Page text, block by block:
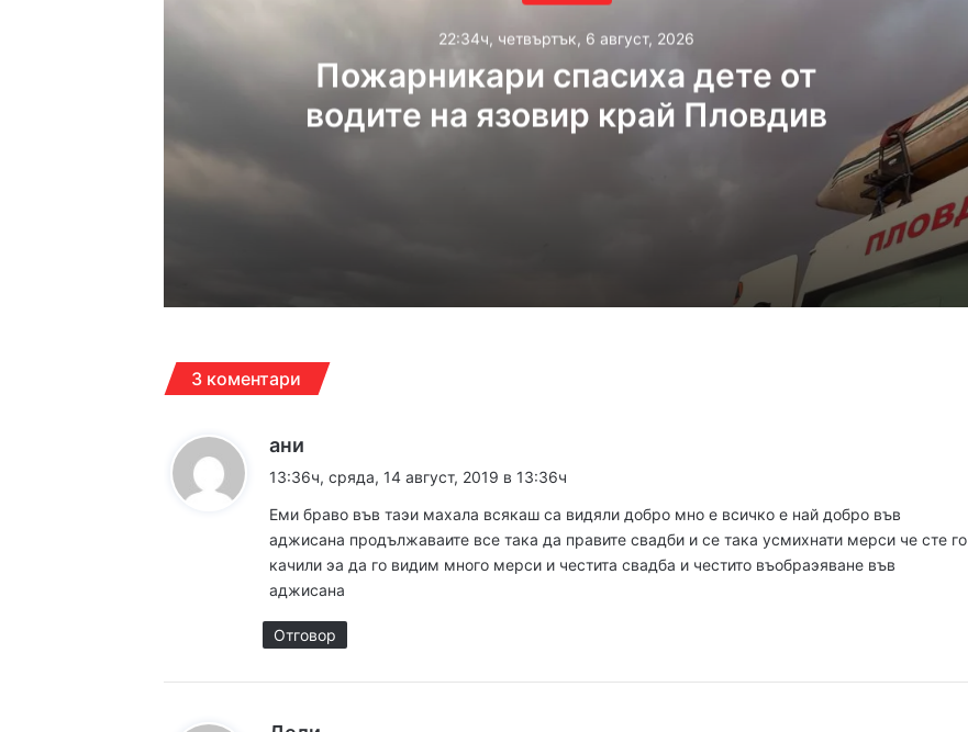
22:34ч, четвъртък, 6 август, 2026
Пожарникари спасиха дете от
водите на язовир край Пловдив
Пожарникари спасиха дете от водите на язовир край Пловдив
17:06ч, четвъртък, 6 август, 2026
Убийството на Младежкия хълм: безпрецедентна жестокост от „ловци на педофили“
16:40ч, четвъртък, 6 август, 2026
3 коментари
ани
а
а
:
13:36ч, сряда, 14 август, 2019 в 13:36ч
Еми браво във таэи махала всякаш са видяли добро мно е всичко е най добро във
аджисана продължаваите все така да правите свадби и се така усмихнати мерси че сте го
качили эа да го видим много мерси и честита свадба и честито въобраэяване във
аджисана
Отговор